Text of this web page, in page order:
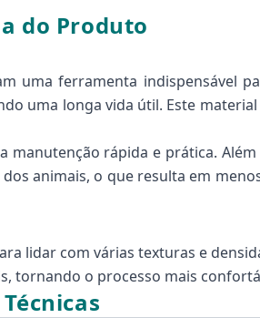
do Produto
uma ferramenta indispensável
uma longa vida útil. Este
rápida e prática.
animais, o que resulta em
lidar com várias texturas e
tornando o processo mais